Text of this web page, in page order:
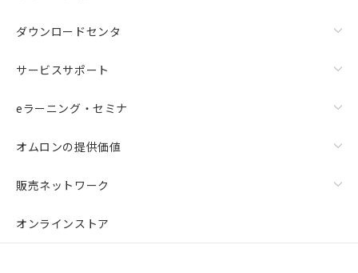
ダウンロードセンタ
サービスサポート
eラーニング・セミナ
オムロンの提供価値
販売ネットワーク
オンラインストア